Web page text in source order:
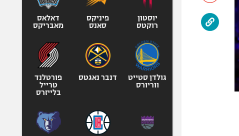
יוסטון
רוקטס
פיניקס
סאנס
דאלאס
מאבריקס
גולדן סטייט
ווריורס
דנבר נאגטס
פורטלנד
טרייל
בלייזרס